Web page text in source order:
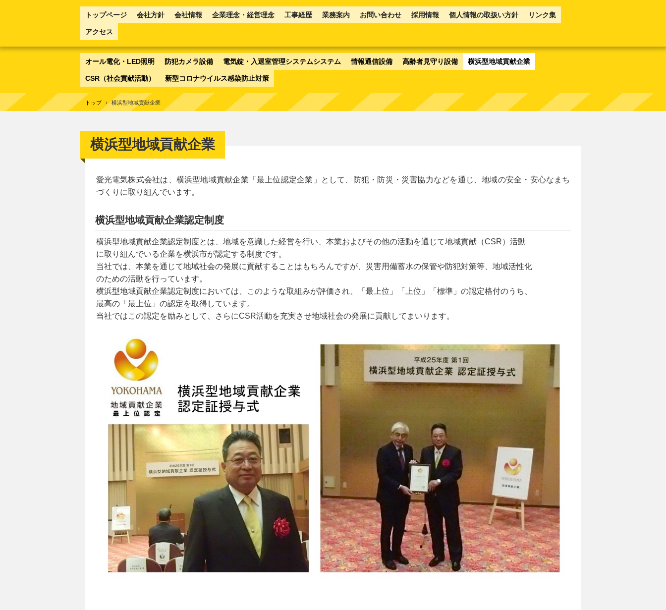
トップページ 会社方針 会社情報 企業理念・経営理念 工事経歴 業務案内 お問い合わせ 採用情報 個人情報の取扱い方針 リンク集
アクセス
オール電化・LED照明 防犯カメラ設備 電気錠・入退室管理システムシステム 情報通信設備 高齢者見守り設備 横浜型地域貢献企業
CSR（社会貢献活動） 新型コロナウイルス感染防止対策
トップ › 横浜型地域貢献企業
横浜型地域貢献企業
愛光電気株式会社は、横浜型地域貢献企業「最上位認定企業」として、防犯・防災・災害協力などを通じ、地域の安全・安心なまち
づくりに取り組んでいます。
横浜型地域貢献企業認定制度
横浜型地域貢献企業認定制度とは、地域を意識した経営を行い、本業およびその他の活動を通じて地域貢献（CSR）活動
に取り組んでいる企業を横浜市が認定する制度です。
当社では、本業を通じて地域社会の発展に貢献することはもちろんですが、災害用備蓄水の保管や防犯対策等、地域活性化
のための活動を行っています。
横浜型地域貢献企業認定制度においては、このような取組みが評価され、「最上位」「上位」「標準」の認定格付のうち、
最高の「最上位」の認定を取得しています。
当社ではこの認定を励みとして、さらにCSR活動を充実させ地域社会の発展に貢献してまいります。